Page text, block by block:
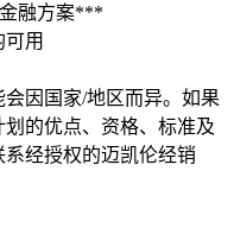
融方案***
用
因国家/地区而异。如果
的优点、资格、标准及
经授权的迈凯伦经销